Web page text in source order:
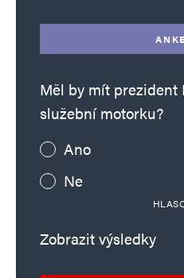
Měl by mít prezident
služební motorku?
Ano
Ne
Zobrazit výsledky